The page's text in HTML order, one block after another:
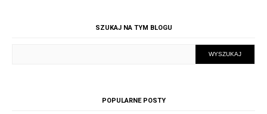
SZUKAJ NA TYM BLOGU
POPULARNE POSTY